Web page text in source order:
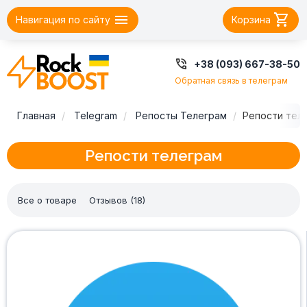
Навигация по сайту  Корзина 
 +38 (093) 667-38-50
Обратная связь в телеграм
Главная Telegram Репосты Телеграм Репости
Репости телеграм
Все о товаре Отзывов (18)